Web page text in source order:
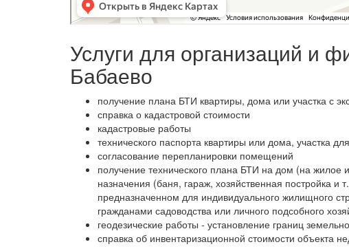
Услуги для организаций и
Бабаево
получение плана БТИ квартиры, дома или участка с
справка о кадастровой стоимости
кадастровые работы
технического паспорта квартиры или дома, участка
согласование перепланировки помещений
получение технического плана БТИ на дом (на жилое
назначения (баня, гараж, хозяйственная постройка и
предназначенном для индивидуального жилищного
гражданами садоводства или личного подсобного
геодезические работы - установление границ
справка об инвентаризационной стоимости объекта